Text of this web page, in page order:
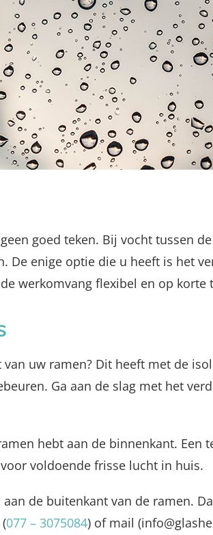
goed teken. Bij vocht tussen
De enige optie die u heeft is het
werkomvang flexibel en op
uw ramen? Dit heeft met de
Ga aan de slag met het
hebt aan de binnenkant.
voldoende frisse lucht in huis.
de buitenkant van de ramen.
077 – 3075084) of mail